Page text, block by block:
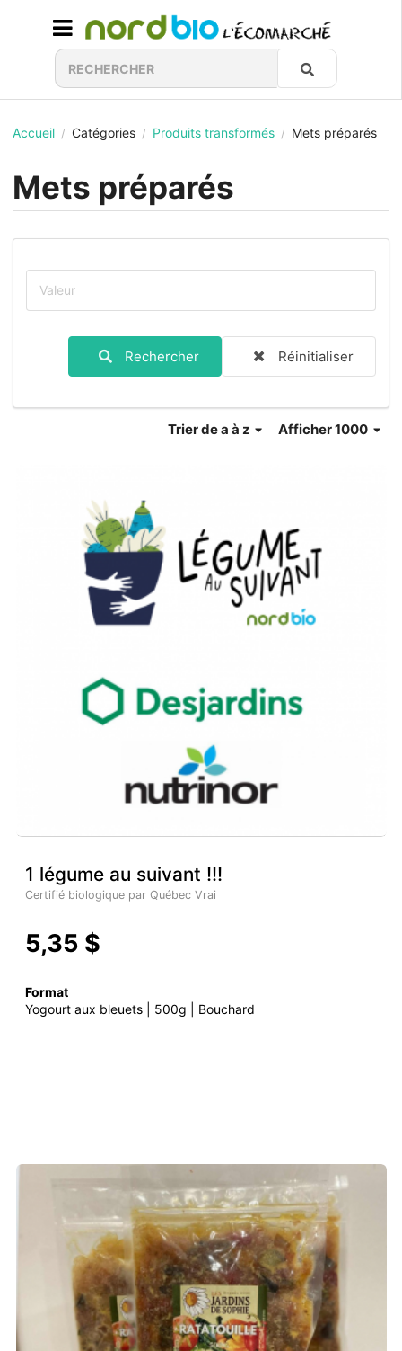
Accueil / Catégories / Produits transformés / Mets préparés
Mets préparés
Rechercher Réinitialiser
Afficher 1000
Trierde a à z
1 légume au suivant !!!
Certifié biologique par Québec Vrai
5,35 $
Format
Yogourt aux bleuets | 500g | Bouchard